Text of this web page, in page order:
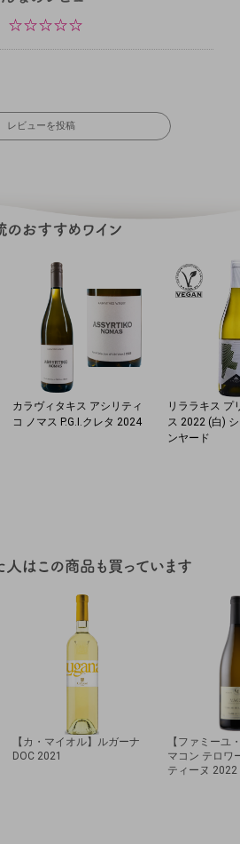
☆☆☆☆☆
レビューを投稿
カラヴィタキス アシリティ
コ ノマス P.G.I.クレタ 2024
リララキス プ
ス 2022 (白)
ンヤード
【カ・マイオル】ルガーナ
DOC 2021
【ファミーユ
マコン テロワ
ティーヌ 2022